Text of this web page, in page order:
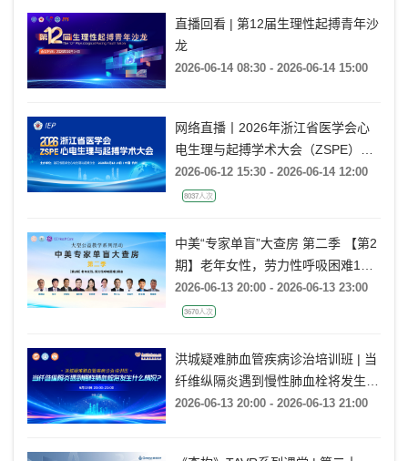
直播回看 | 第12届生理性起搏青年沙
龙
2026-06-14 08:30 - 2026-06-14 15:00
网络直播丨2026年浙江省医学会心
电生理与起搏学术大会（ZSPE）
——科普论坛
2026-06-12 15:30 - 2026-06-14 12:00
8037人次
中美“专家单盲”大查房 第二季 【第2
期】老年女性，劳力性呼吸困难1月
余
2026-06-13 20:00 - 2026-06-13 23:00
3670人次
洪城疑难肺血管疾病诊治培训班 | 当
纤维纵隔炎遇到慢性肺血栓将发生什
么情况?
2026-06-13 20:00 - 2026-06-13 21:00